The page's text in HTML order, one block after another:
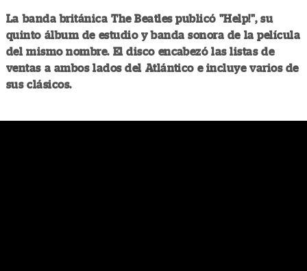
La banda británica The Beatles publicó "Help!", su
quinto álbum de estudio y banda sonora de la película
del mismo nombre. El disco encabezó las listas de
ventas a ambos lados del Atlántico e incluye varios de
sus clásicos.